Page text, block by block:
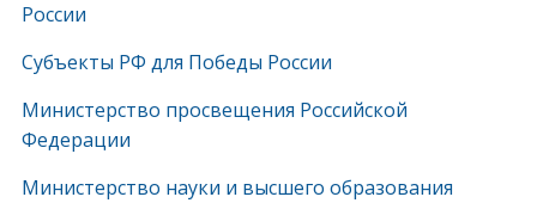
России
Субъекты РФ для Победы России
Министерство просвещения Российской
Федерации
Министерство науки и высшего образования